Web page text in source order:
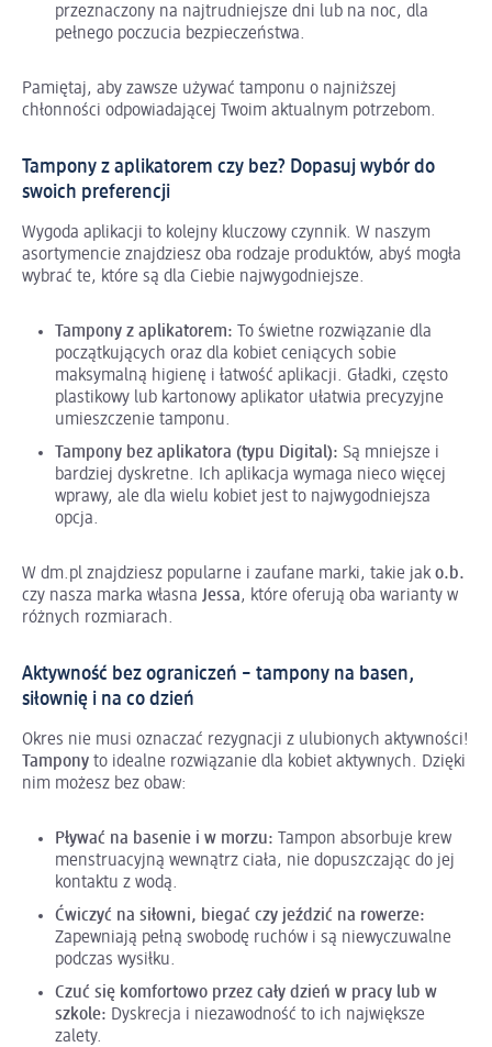
przeznaczony na najtrudniejsze dni lub na noc, dla
pełnego poczucia bezpieczeństwa.
Pamiętaj, aby zawsze używać tamponu o najniższej
chłonności odpowiadającej Twoim aktualnym potrzebom.
Tampony z aplikatorem czy bez? Dopasuj wybór do
swoich preferencji
Wygoda aplikacji to kolejny kluczowy czynnik. W naszym
asortymencie znajdziesz oba rodzaje produktów, abyś mogła
wybrać te, które są dla Ciebie najwygodniejsze.
Tampony z aplikatorem: To świetne rozwiązanie dla
początkujących oraz dla kobiet ceniących sobie
maksymalną higienę i łatwość aplikacji. Gładki, często
plastikowy lub kartonowy aplikator ułatwia precyzyjne
umieszczenie tamponu.
Tampony bez aplikatora (typu Digital): Są mniejsze i
bardziej dyskretne. Ich aplikacja wymaga nieco więcej
wprawy, ale dla wielu kobiet jest to najwygodniejsza
opcja.
W dm.pl znajdziesz popularne i zaufane marki, takie jako.b.
czy nasza marka własna Jessa, które oferują oba warianty w
różnych rozmiarach.
Aktywność bez ograniczeń – tampony na basen,
siłownię i na co dzień
Okres nie musi oznaczać rezygnacji z ulubionych aktywności!
Tampony to idealne rozwiązanie dla kobiet aktywnych. Dzięki
nim możesz bez obaw:
Pływać na basenie i w morzu: Tampon absorbuje krew
menstruacyjną wewnątrz ciała, nie dopuszczając do jej
kontaktu z wodą.
Ćwiczyć na siłowni, biegać czy jeździć na rowerze:
Zapewniają pełną swobodę ruchów i są niewyczuwalne
podczas wysiłku.
Czuć się komfortowo przez cały dzień w pracy lub w
szkole: Dyskrecja i niezawodność to ich największe
zalety.